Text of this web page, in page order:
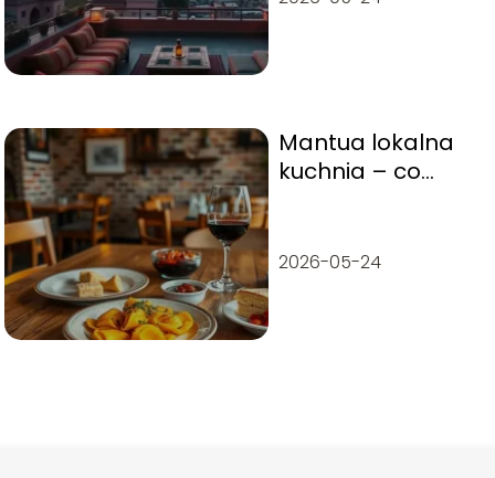
Mantua lokalna
kuchnia – co
spróbować?
2026-05-24